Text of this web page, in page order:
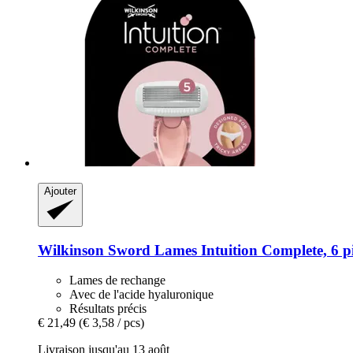
Ajouter
Wilkinson Sword Lames Intuition Complete, 6
Lames de rechange
Avec de l'acide hyaluronique
Résultats précis
€ 21,49 (€ 3,58 / pcs)
Livraison jusqu'au 13 août